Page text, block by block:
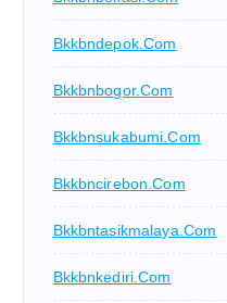
Bkkbndepok.com
Bkkbnbogor.com
Bkkbnsukabumi.com
Bkkbncirebon.com
Bkkbntasikmalaya.com
Bkkbnkediri.com